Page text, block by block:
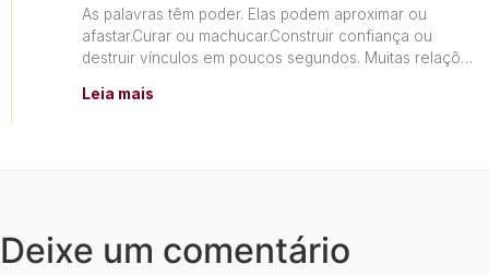
As palavras têm poder. Elas podem aproximar ou
afastar.Curar ou machucar.Construir confiança ou
destruir vínculos em poucos segundos. Muitas relações
Leia mais
Deixe um comentário